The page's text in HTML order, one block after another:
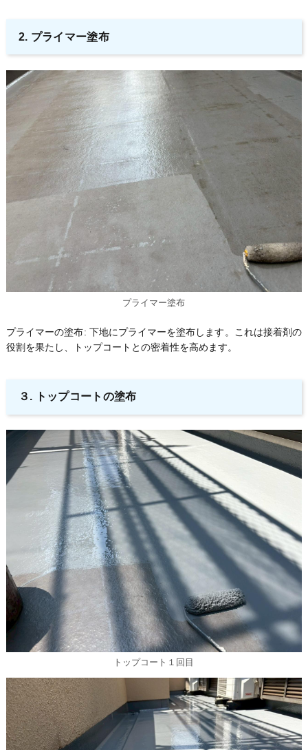
2. プライマー塗布
プライマー塗布
プライマーの塗布: 下地にプライマーを塗布します。これは接着剤の
役割を果たし、トップコートとの密着性を高めます。
３. トップコートの塗布
トップコート１回目